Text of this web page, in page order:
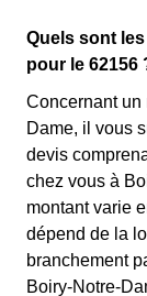
Quels sont
pour le 62156
Concernant un
Dame, il vous
devis
chez vous à
montant varie
dépend de la
branchement
Boiry-Notre-